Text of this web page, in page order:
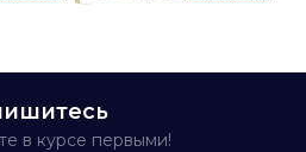
в курсе первыми!